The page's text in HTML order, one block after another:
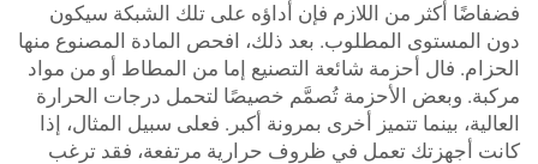
فضفاضًا أكثر من اللازم فإن أداؤه على تلك الشبكة سيكون
دون المستوى المطلوب. بعد ذلك، افحص المادة المصنوع منها
الحزام. فال أحزمة شائعة التصنيع إما من المطاط أو من مواد
مركبة. وبعض الأحزمة تُصمَّم خصيصًا لتحمل درجات الحرارة
العالية، بينما تتميز أخرى بمرونة أكبر. فعلى سبيل المثال، إذا
كانت أجهزتك تعمل في ظروف حرارية مرتفعة، فقد ترغب